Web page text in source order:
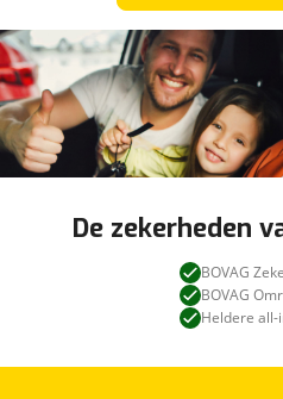
De zekerheden
BOVAG
BOVAG
Heldere all-